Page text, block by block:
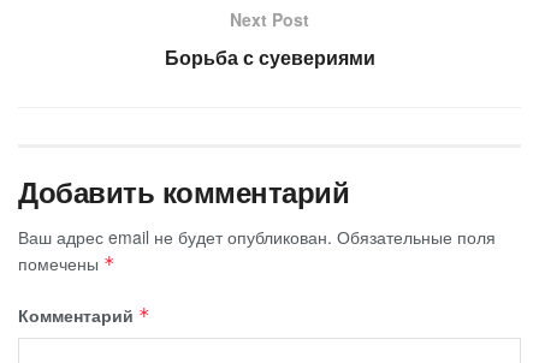
Next Post
Борьба с суевериями
Добавить комментарий
Ваш адрес email не будет опубликован. Обязательные поля
помечены *
Комментарий *